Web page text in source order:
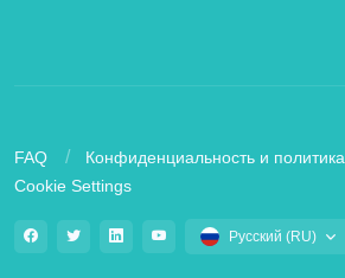
FAQ Конфиденциальность и политика
Cookie Settings
Русский (RU)